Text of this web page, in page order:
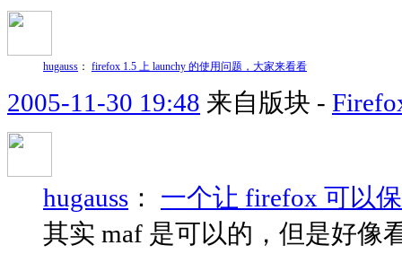
hugauss ： firefox 1.5 上 launchy 的使用问题，大家来看看
2005-11-30 19:48 来自版块 -
hugauss ： 一个让 firefox 可以
其实 maf 是可以的，但是好像